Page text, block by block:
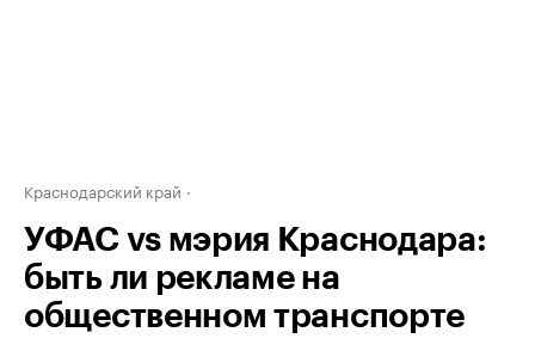
Краснодарский край
УФАС vs мэрия Краснодара:
быть ли рекламе на
общественном транспорте